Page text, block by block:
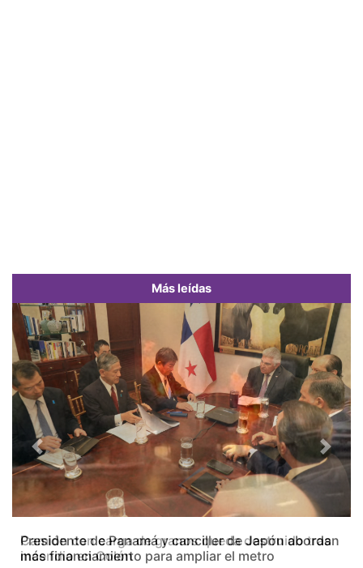
Más leídas
Camión con carga de granos queda destruido tras
incendio en Colón
Previous Next